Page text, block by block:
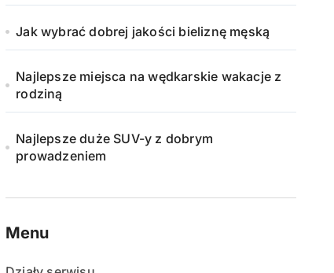
Jak wybrać dobrej jakości bieliznę męską
Najlepsze miejsca na wędkarskie wakacje z
rodziną
Najlepsze duże SUV-y z dobrym
prowadzeniem
Menu